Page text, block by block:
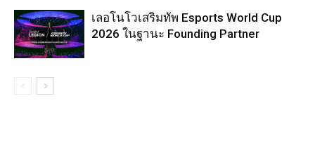
เลอโนโวเสริมทัพ Esports World Cup
2026 ในฐานะ Founding Partner